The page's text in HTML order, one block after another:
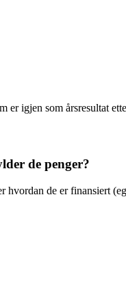
er igjen som årsresultat
de penger?
hvordan de er finansiert